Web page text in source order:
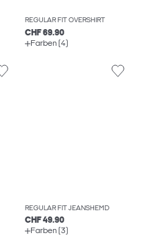
REGULAR FIT OVERSHIRT
CHF 69.90
Farben (4)
REGULAR FIT JEANSHEMD
CHF 49.90
Farben (3)